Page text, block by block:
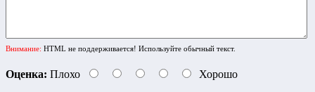
Внимание: HTML не поддерживается! Используйте обычный текст.
Оценка: Плохо Хорошо